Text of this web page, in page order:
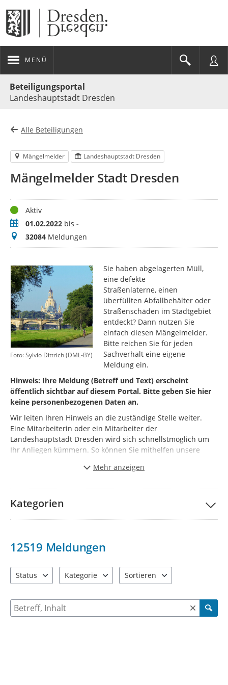
MENÜ
Beteiligungsportal
Landeshauptstadt Dresden
Alle Beteiligungen
Mängelmelder Landeshauptstadt Dresden
Mängelmelder Stadt Dresden
StatusAktiv
Zeitraum01.02.2022 bis -
Meldungen
32084 Meldungen
Foto: Sylvio Dittrich (DML-BY)
Sie haben abgelagerten Müll,
eine defekte
Straßenlaterne, einen
überfüllten Abfallbehälter oder
Straßenschäden im Stadtgebiet
entdeckt? Dann nutzen Sie
einfach diesen Mängelmelder.
Bitte reichen Sie für jeden
Sachverhalt eine eigene
Meldung ein.
Hinweis: Ihre Meldung (Betreff und Text) erscheint
öffentlich sichtbar auf diesem Portal. Bitte geben Sie hier
keine personenbezogenen Daten an.
Wir leiten Ihren Hinweis an die zuständige Stelle weiter.
Eine Mitarbeiterin oder ein Mitarbeiter der
Landeshauptstadt Dresden wird sich schnellstmöglich um
Ihr Anliegen kümmern. So können Sie mithelfen unsere
Mehr anzeigen
Kategorien
12519 Meldungen
Status
Kategorie
Sortieren
Suche nach Meldungen und Kommentaren